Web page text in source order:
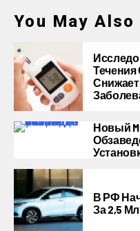
You May Also
Течения
Новый
В РФ
За 2,5